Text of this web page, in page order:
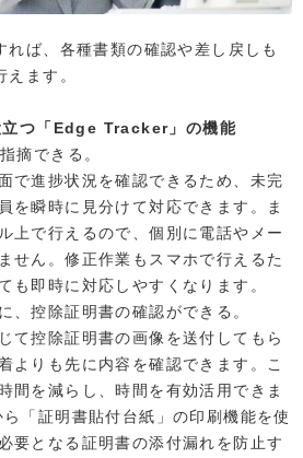
れば、各種書類の確認や差し戻しも
ます。
立つ「Edge Tracker」の機能
摘できる。
で進捗状況を確認できるため、未完
を瞬時に見分けて対応できます。ま
上で行えるので、個別に電話やメー
せん。修正作業もスマホで行えるた
も即時に対応しやすくなります。
、控除証明書の確認ができる。
て控除証明書の画像を送付してもら
よりも先に内容を確認できます。こ
間を減らし、時間を有効活用できま
「証明書貼付台紙」の印刷機能を使
要となる証明書の添付漏れを防止す